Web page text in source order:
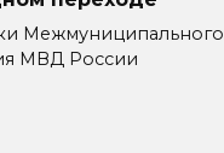
Межмуниципального
МВД России